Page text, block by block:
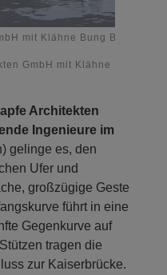
mit Klähne Bung
GmbH mit Klähne Bung
Architekten
Ingenieure im
gelinge es, den
Ufer und
großzügige Geste
führt in eine
Gegenkurve auf
tragen die
zur Kaiserbrücke.